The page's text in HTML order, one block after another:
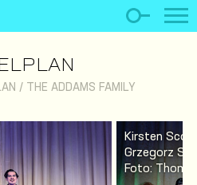
/ THE ADDAMS FAMILY
Kirsten
Grzegorz
Foto: